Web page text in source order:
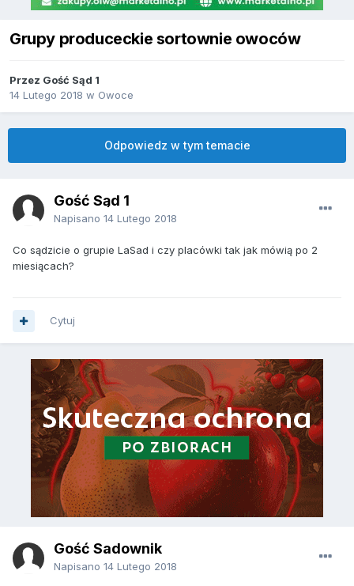
Grupy produceckie sortownie owoców
Przez Gość Sąd 1
14 Lutego 2018 w Owoce
Odpowiedz w tym temacie
Gość Sąd 1
Napisano 14 Lutego 2018
Co sądzicie o grupie LaSad i czy placówki tak jak mówią po 2
miesiącach?
Cytuj
Gość Sadownik
Napisano 14 Lutego 2018